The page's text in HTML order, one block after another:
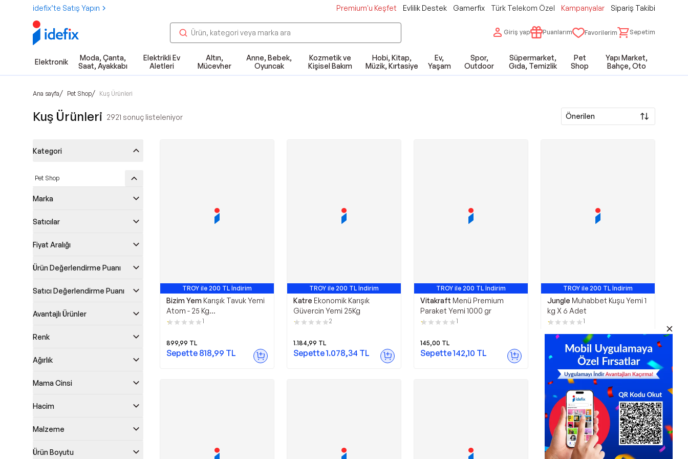
idefix’te Satış Yapın Premium'u Keşfet Evlilik Destek Gamerfix Türk Telekom Özel Kampanyalar Sipariş Takibi
Giriş yap Puanlarım Favorilerim Sepetim
Elektronik
Moda, Çanta,
Saat, Ayakkabı
Elektrikli Ev
Aletleri
Altın,
Mücevher
Anne, Bebek,
Oyuncak
Kozmetik ve
Kişisel Bakım
Hobi, Kitap,
Müzik, Kırtasiye
Ev,
Yaşam
Spor,
Outdoor
Süpermarket,
Gıda, Temizlik
Pet
Shop
Yapı Market,
Bahçe, Oto
Ana sayfa/ Pet Shop/ Kuş Ürünleri
Kuş Ürünleri 2921 sonuç listeleniyor Önerilen
Kategori
Pet Shop
Marka
Satıcılar
Fiyat Aralığı
Ürün Değerlendirme Puanı
Satıcı Değerlendirme Puanı
Avantajlı Ürünler
Renk
Ağırlık
Mama Cinsi
Hacim
Malzeme
Ürün Boyutu
TROY ile 200 TL İndirim
Bizim Yem Karışık Tavuk Yemi
Atom - 25 Kg
(Tavuk,Ördek,Kaz Ve Tüm
1
899,99 TL
Sepette 818,99 TL
TROY ile 200 TL İndirim
Katre Ekonomik Karışık
Güvercin Yemi 25Kg
2
1.184,99 TL
Sepette1.078,34 TL
TROY ile 200 TL İndirim
Vitakraft Menü Premium
Paraket Yemi 1000 gr
1
145,00 TL
Sepette142,10 TL
TROY ile 200 TL İndirim
Jungle Muhabbet Kuşu Yemi 1
kg X 6 Adet
1
469,00 TL
Sepette426,79TL